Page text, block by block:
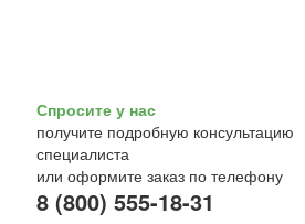
Спросите у нас
получите подробную консультацию
специалиста
или оформите заказ по телефону
8 (800) 555-18-31